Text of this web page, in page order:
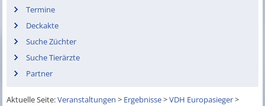
Termine
Deckakte
Suche Züchter
Suche Tierärzte
Partner
Aktuelle Seite:Veranstaltungen > Ergebnisse>VDH Europasieger>